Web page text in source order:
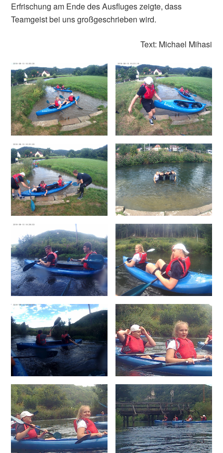
Erfrischung am Ende des Ausfluges zeigte, dass
Teamgeist bei uns großgeschrieben wird.
Text: Michael Mihasi